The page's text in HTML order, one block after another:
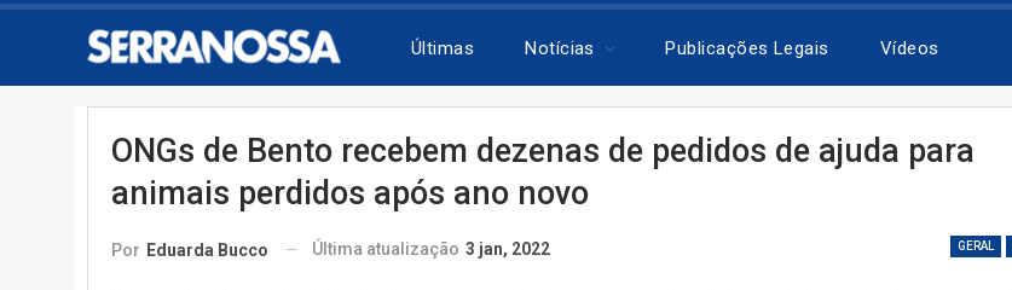
Últimas Notícias Publicações Legais Vídeos
ONGs de Bento recebem dezenas de pedidos de ajuda para
animais perdidos após ano novo
GERAL
Por Eduarda Bucco Última atualização 3 jan, 2022